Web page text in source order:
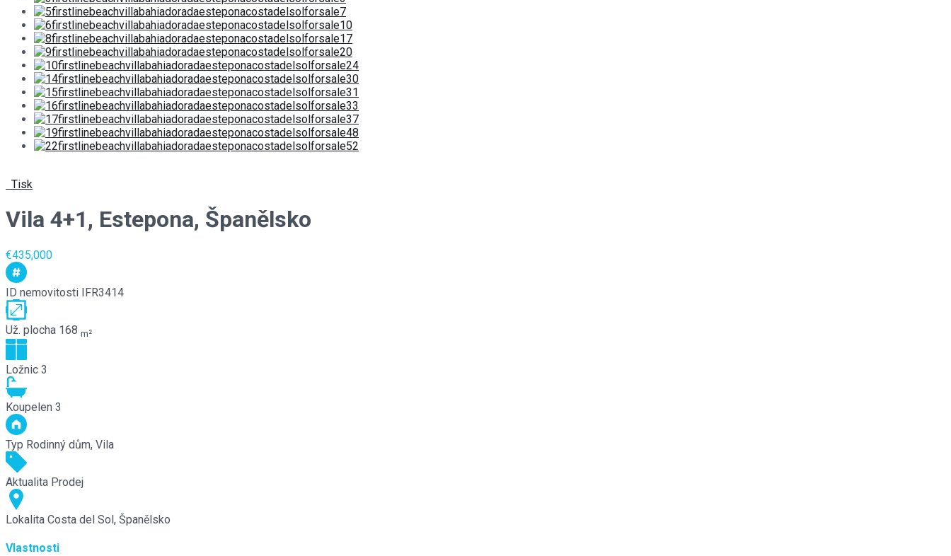
Tisk
Vila 4+1, Estepona, Španělsko
€435,000
ID nemovitosti IFR3414
Už. plocha 168 m²
Ložnic 3
Koupelen 3
Typ Rodinný dům, Vila
Aktualita Prodej
Lokalita Costa del Sol, Španělsko
Vlastnosti